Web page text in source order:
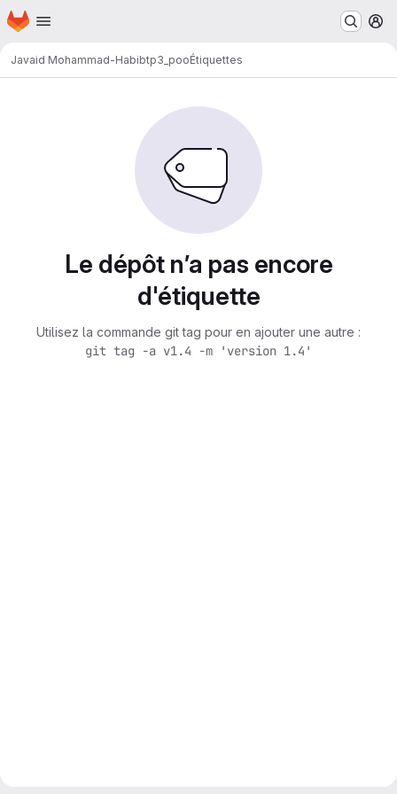
Passer au contenu principal
Page d'accueil
Javaid Mohammad-Habibtp3_pooÉtiquettes
Le dépôt n’a pas encore
d'étiquette
Utilisez la commande git tag pour en ajouter une autre :
git tag -a v1.4 -m 'version 1.4'